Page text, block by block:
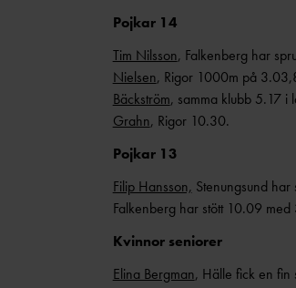
Pojkar 14
Tim Nilsson, Falkenberg har
Nielsen, Rigor 1000m på
Bäckström, samma klubb 5.17
Grahn, Rigor 10.30.
Pojkar 13
Filip Hansson, Stenungsund
Falkenberg har stött 10.09 med
Kvinnor seniorer
Elina Bergman, Hälle fick en fin